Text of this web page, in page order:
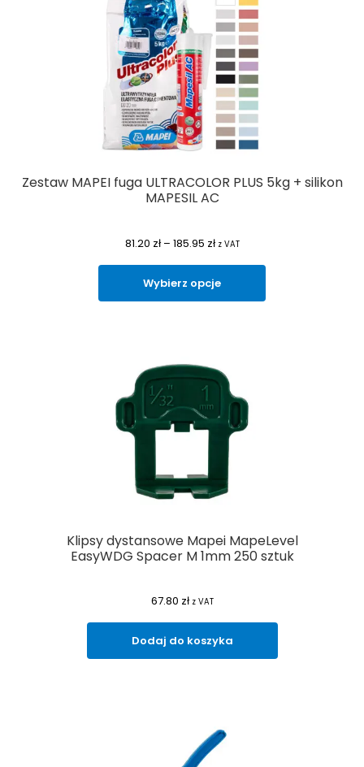
Zestaw MAPEI fuga ULTRACOLOR PLUS 5kg + silikon
MAPESIL AC
81.20 zł– 185.95 zł z VAT
Wybierz opcje
Klipsy dystansowe Mapei MapeLevel
EasyWDG Spacer M 1mm 250 sztuk
67.80 zł z VAT
Dodaj do koszyka